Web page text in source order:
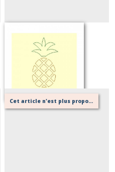
Ananas
Sur demande
Cet article n'est plus proposé, retournez au menu principal ou contactez moi!